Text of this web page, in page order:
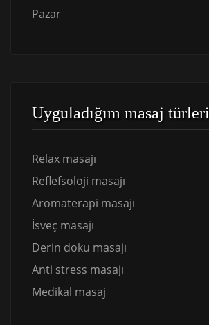
Pazar
Uyguladığım masaj türleri
Relax masajı
Reflefsoloji masajı
Aromaterapi masajı
İsveç masajı
Derin doku masajı
Anti stress masajı
Medikal masaj